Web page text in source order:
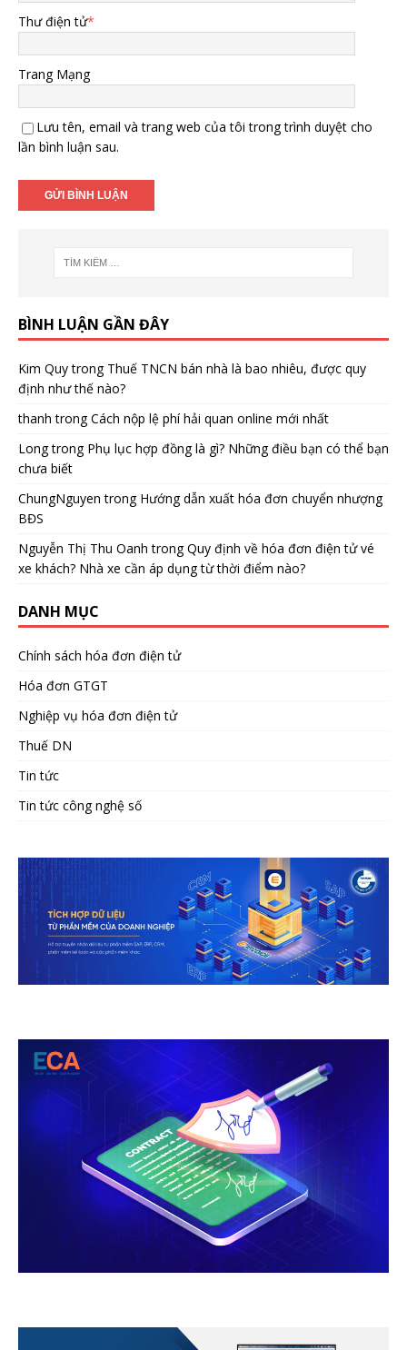
Thư điện tử*
Trang Mạng
Lưu tên, email và trang web của tôi trong trình duyệt cho
lần bình luận sau.
BÌNH LUẬN GẦN ĐÂY
Kim Quytrong Thuế TNCN bán nhà là bao nhiêu, được quy
định như thế nào?
thanh trongCách nộp lệ phí hải quan online mới nhất
Longtrong Phụ lục hợp đồng là gì? Những điều bạn có thể bạn
chưa biết
ChungNguyen trong Hướng dẫn xuất hóa đơn chuyển nhượng
BĐS
Nguyễn Thị Thu Oanh trongQuy định về hóa đơn điện tử vé
xe khách? Nhà xe cần áp dụng từ thời điểm nào?
DANH MỤC
Chính sách hóa đơn điện tử
Hóa đơn GTGT
Nghiệp vụ hóa đơn điện tử
Thuế DN
Tin tức
Tin tức công nghệ số